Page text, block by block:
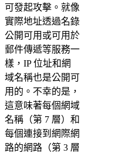
可發起攻擊。就像
實際地址透過名錄
公開可用或可用於
郵件傳遞等服務一
樣，IP 位址和網
域名稱也是公開可
用的。不幸的是，
這意味著每個網域
名稱（第 7 層）和
每個連接到網際網
路的網路（第 3 層